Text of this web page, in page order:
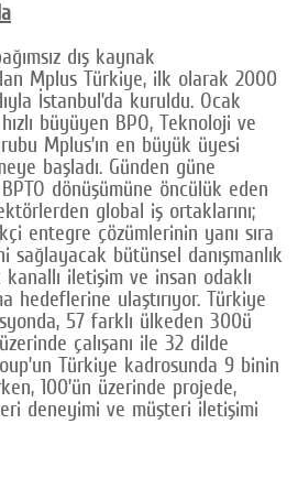
dış kaynak
Mplus Türkiye, ilk olarak 2000
İstanbul’da kuruldu. Ocak
büyüyen BPO, Teknoloji ve
Mplus’ın en büyük üyesi
başladı. Günden güne
dönüşümüne öncülük eden
global iş ortaklarını;
entegre çözümlerinin yanı sıra
sağlayacak bütünsel danışmanlık
iletişim ve insan odaklı
hedeflerine ulaştırıyor. Türkiye
57 farklı ülkeden 300ü
çalışanı ile 32 dilde
Türkiye kadrosunda 9 binin
100’ün üzerinde projede,
deneyimi ve müşteri iletişimi